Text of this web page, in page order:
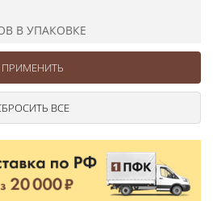
В УПАКОВКЕ